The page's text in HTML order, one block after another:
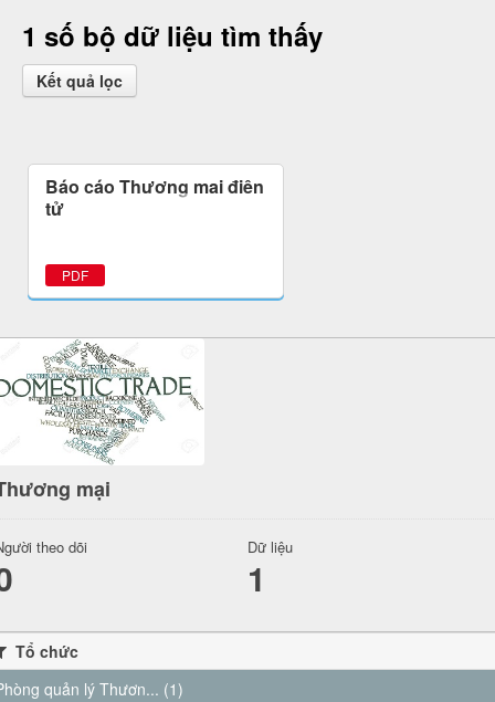
1 số bộ dữ liệu tìm thấy
Kết quả lọc
Báo cáo Thương mại điện
tử
PDF
mại
theo dõi Dữ liệu
1
Tổ chức
quản lý Thươn... (1)